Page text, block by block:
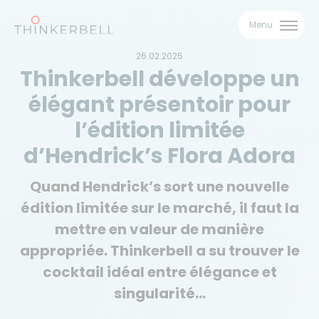
Menu
26.02.2025
Thinkerbell développe un
élégant présentoir pour
l’édition limitée
d’Hendrick’s Flora Adora
Quand Hendrick’s sort une nouvelle
édition limitée sur le marché, il faut la
mettre en valeur de manière
appropriée. Thinkerbell a su trouver le
cocktail idéal entre élégance et
singularité…
Téléchargez notre
brochure Drinks
Téléchargez notre brochure et laissez-vous
inspirer par nos réalisations Drinks !
Nom